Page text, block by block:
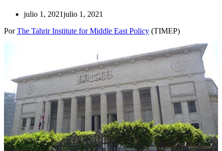
julio 1, 2021julio 1, 2021
PorThe Tahrir Institute for Middle East Policy (TIMEP)